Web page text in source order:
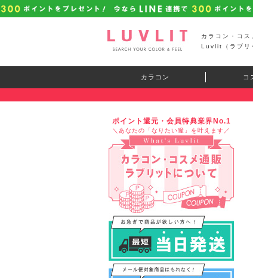
カラコン・コス
Luvlit（ラブリ
カラコン コ
ポイント還元・会員特典業界No.1
＼あなたの「なりたい瞳」を叶えます／